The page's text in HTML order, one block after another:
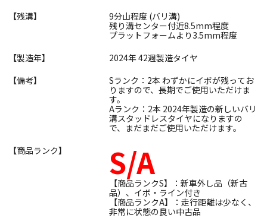
【残溝】
9分山程度 (バリ溝)
残り溝センター付近8.5mm程度
プラットフォームより3.5mm程度
【製造年】
2024年 42週製造タイヤ
【備考】
Sランク：2本 わずかにイボが残ってお
りますので、長期でご使用いただけま
す。
Aランク：2本 2024年製造の新しいバリ
溝スタッドレスタイヤになりますの
で、まだまだご使用いただけます。
【商品ランク】
S/A
【商品ランクS】：新車外し品（新古
品）、イボ・ライン付き
【商品ランクA】：走行距離は少なく、
非常に状態の良い中古品